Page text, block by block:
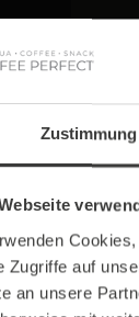
Zustimmung
Zugriffe auf
an unsere